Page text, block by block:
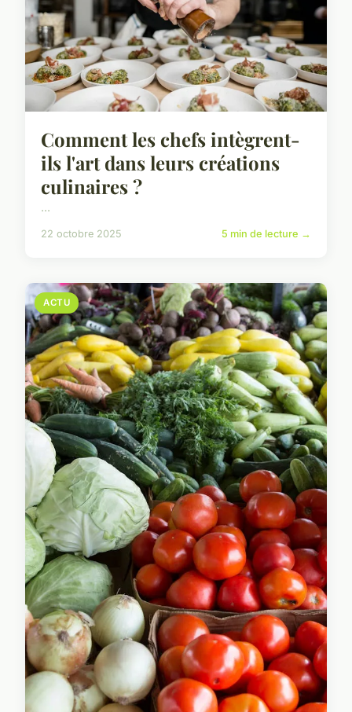
Comment les chefs intègrent-
ils l'art dans leurs créations
culinaires ?
...
22 octobre 2025 5 min de lecture →
ACTU